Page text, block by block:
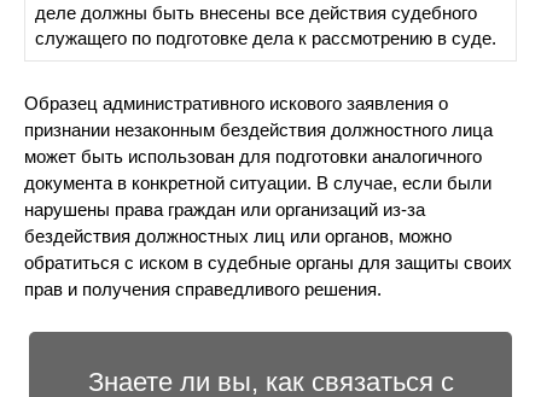
деле должны быть внесены все действия судебного
служащего по подготовке дела к рассмотрению в суде.
Образец административного искового заявления о
признании незаконным бездействия должностного лица
может быть использован для подготовки аналогичного
документа в конкретной ситуации. В случае, если были
нарушены права граждан или организаций из-за
бездействия должностных лиц или органов, можно
обратиться с иском в судебные органы для защиты своих
прав и получения справедливого решения.
Знаете ли вы, как связаться с